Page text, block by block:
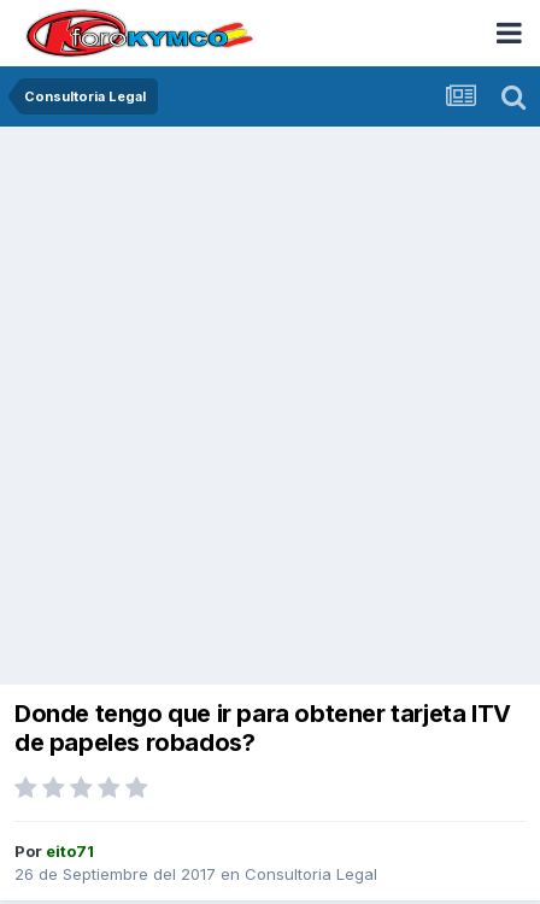
Consultoria Legal
Donde tengo que ir para obtener tarjeta ITV
de papeles robados?
Por eito71
26 de Septiembre del 2017 en Consultoria Legal